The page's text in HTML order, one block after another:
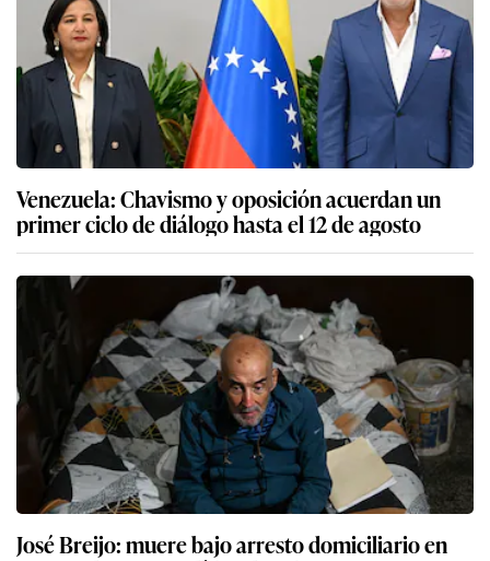
Venezuela: Chavismo y oposición acuerdan un
primer ciclo de diálogo hasta el 12 de agosto
José Breijo: muere bajo arresto domiciliario en